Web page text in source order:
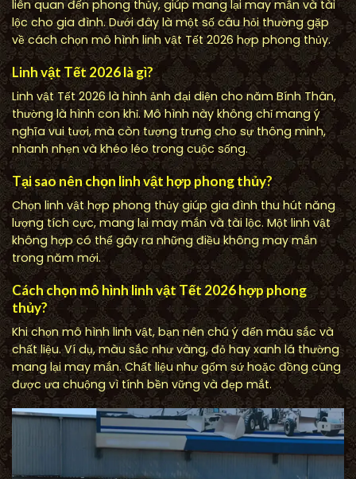
liên quan đến phong thủy, giúp mang lại may mắn và tài
lộc cho gia đình. Dưới đây là một số câu hỏi thường gặp
về cách chọn mô hình linh vật Tết 2026 hợp phong thủy.
Linh vật Tết 2026 là gì?
Linh vật Tết 2026 là hình ảnh đại diện cho năm Bính Thân,
thường là hình con khỉ. Mô hình này không chỉ mang ý
nghĩa vui tươi, mà còn tượng trưng cho sự thông minh,
nhanh nhẹn và khéo léo trong cuộc sống.
Tại sao nên chọn linh vật hợp phong thủy?
Chọn linh vật hợp phong thủy giúp gia đình thu hút năng
lượng tích cực, mang lại may mắn và tài lộc. Một linh vật
không hợp có thể gây ra những điều không may mắn
trong năm mới.
Cách chọn mô hình linh vật Tết 2026 hợp phong
thủy?
Khi chọn mô hình linh vật, bạn nên chú ý đến màu sắc và
chất liệu. Ví dụ, màu sắc như vàng, đỏ hay xanh lá thường
mang lại may mắn. Chất liệu như gốm sứ hoặc đồng cũng
được ưa chuộng vì tính bền vững và đẹp mắt.